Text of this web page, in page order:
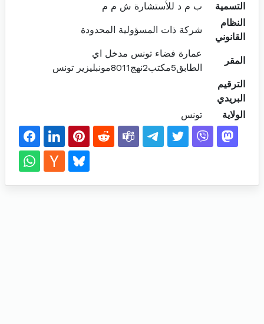
التسمية
ب م د للأستشارة ش م م
النظام
القانوني
شركة ذات المسؤولية المحدودة
المقر
عمارة فضاء تونس مدخل اي
الطابق5مكتب2نهج8011مونبليزير تونس
الترقيم
البريدي
الولاية
تونس